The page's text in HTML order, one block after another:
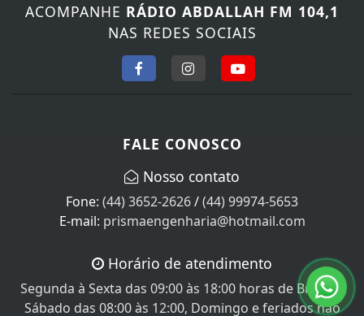
ACOMPANHE RÁDIO ABDALLAH FM 104,1
NAS REDES SOCIAIS
FALE CONOSCO
Nosso contato
Fone: (44) 3652-2626/(44) 99974-5653
E-mail: prismaengenharia@hotmail.com
Horário de atendimento
Segunda à Sexta das 09:00 às 18:00 horas de Brasília.
Sábado das 08:00 às 12:00, Domingo e feriados não